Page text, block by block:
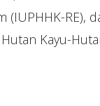
(IUPHHK-RE),
Kayu-